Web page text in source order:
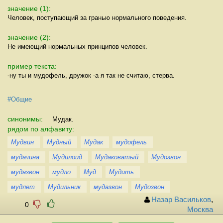
значение (1):
Человек, поступающий за гранью нормального поведения.
значение (2):
Не имеющий нормальных принципов человек.
пример текста:
-ну ты и мудофель, дружок -а я так не считаю, стерва.
#Общие
синонимы: Мудак.
рядом по алфавиту:
Мудвин Мудный Мудак
мудофель
мудачина
Мудилоид Мудаковатый
Мудозвон
мудазвон
мудло Муд
Мудить
мудлет
Мудильник мудазвон Мудозвон
0
Назар Васильков,
Москва